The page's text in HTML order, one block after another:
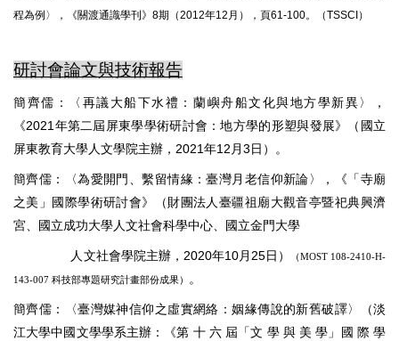
程為例〉，《關渡通識學刊》8期（2012年12月），頁61-100。（TSSCI）
研討會論文與技術報告
簡齊儒：〈再議大船下水禮：蘭嶼舟船文化與地方學新異〉，
《2021年第二屆屏東學學術研討會：地方學的形塑與發展》（國立
屏東教育大學人文學院主辦，2021年12月3日）。
簡齊儒：〈為愛開門、繫留情緣：臺灣月老信仰新論〉，《「寺廟
之美」國際學術研討會》（財團法人臺疆祖廟大觀音亭暨祀典興濟
宮、國立成功大學人文社會科學中心、國立金門大學
人文社會學院主辦，2020年10月25日） （MOST 108-2410-H-
143-007 科技部專題研究計畫部份成果） 。
簡齊儒：〈臺灣媒神信仰之虛實網絡：姻緣傳說的新舊破譯〉（淡
江大學中國文學學系主辦：《第 十 六 屆「文 學 與 美 學」國 際 學